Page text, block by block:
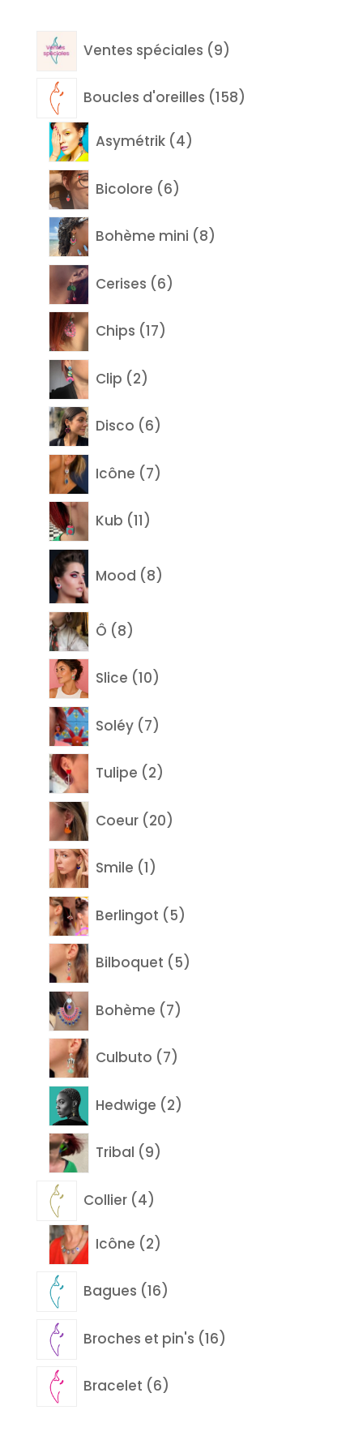
Ventes spéciales 99
produits
Boucles d'oreilles 158158
produits
Asymétrik 44
produits
Bicolore
66
produits
Bohème mini
88
produits
Cerises
66
produits
Chips 1717
produits
Clip
22
produits
Disco
66
produits
Icône
77
produits
Kub 1111
produits
Mood 8produits
Ô 88
produits
Slice 1010
Soléy 77
produits
Tulipe
22
Coeur 2020
produits
Smile 11
Berlingot
55
produits
Bilboquet
55
Bohème
77
produits
Culbuto
77
Hedwige
22
produits
Tribal
99
Collier 44
produits
Icône
22
produits
Bagues 1616
Broches et pin's 1616
produits
Bracelet
66